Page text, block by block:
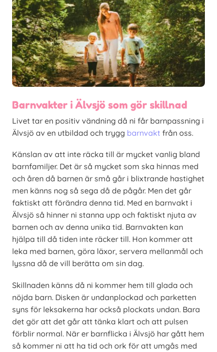
Barnvakter i Älvsjö som gör skillnad
Livet tar en positiv vändning då ni får barnpassning i
Älvsjö av en utbildad och trygg barnvakt från oss.
Känslan av att inte räcka till är mycket vanlig bland
barnfamiljer. Det är så mycket som ska hinnas med
och åren då barnen är små går i blixtrande hastighet
men känns nog så sega då de pågår. Men det går
faktiskt att förändra denna tid. Med en barnvakt i
Älvsjö så hinner ni stanna upp och faktiskt njuta av
barnen och av denna unika tid. Barnvakten kan
hjälpa till då tiden inte räcker till. Hon kommer att
leka med barnen, göra läxor, servera mellanmål och
lyssna då de vill berätta om sin dag.
Skillnaden känns då ni kommer hem till glada och
nöjda barn. Disken är undanplockad och parketten
syns för leksakerna har också plockats undan. Bara
det gör att det går att tänka klart och att pulsen
förblir normal. När er barnflicka i Älvsjö har gått hem
så kommer ni att ha tid och ork för att umgås med